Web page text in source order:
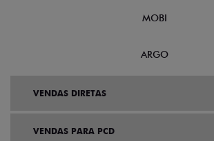
MOBI
ARGO
VENDAS DIRETAS
VENDAS PARA PCD